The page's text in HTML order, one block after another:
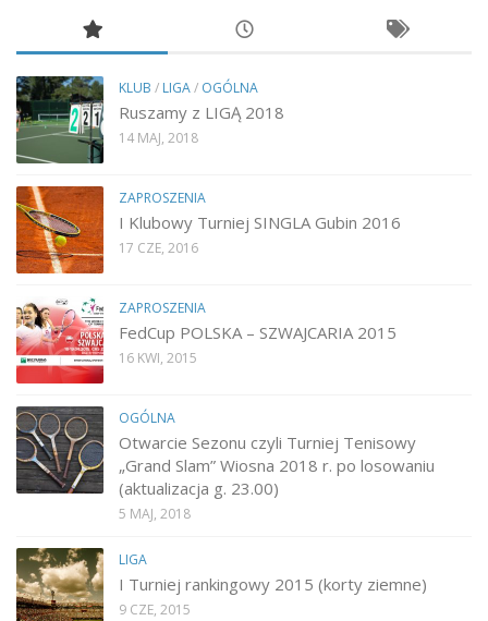
KLUB / LIGA/ OGÓLNA
Ruszamy z LIGĄ 2018
14 MAJ, 2018
ZAPROSZENIA
I Klubowy Turniej SINGLA Gubin 2016
17 CZE, 2016
ZAPROSZENIA
FedCup POLSKA – SZWAJCARIA 2015
16 KWI, 2015
OGÓLNA
Otwarcie Sezonu czyli Turniej Tenisowy
„Grand Slam” Wiosna 2018 r. po losowaniu
(aktualizacja g. 23.00)
5 MAJ, 2018
LIGA
I Turniej rankingowy 2015 (korty ziemne)
9 CZE, 2015